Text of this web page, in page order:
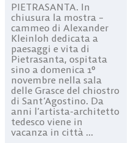
PIETRASANTA. In
chiusura la mostra –
cammeo di Alexander
Kleinloh dedicata a
paesaggi e vita di
Pietrasanta, ospitata
sino a domenica 1°
novembre nella sala
delle Grasce del chiostro
di Sant’Agostino. Da
anni l’artista-architetto
tedesco viene in
vacanza in città ...